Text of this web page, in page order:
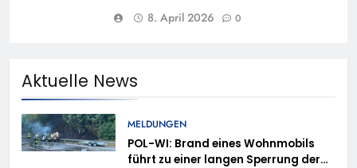
8. April 2026 0
Aktuelle News
MELDUNGEN
POL-WI: Brand eines Wohnmobils
führt zu einer langen Sperrung der